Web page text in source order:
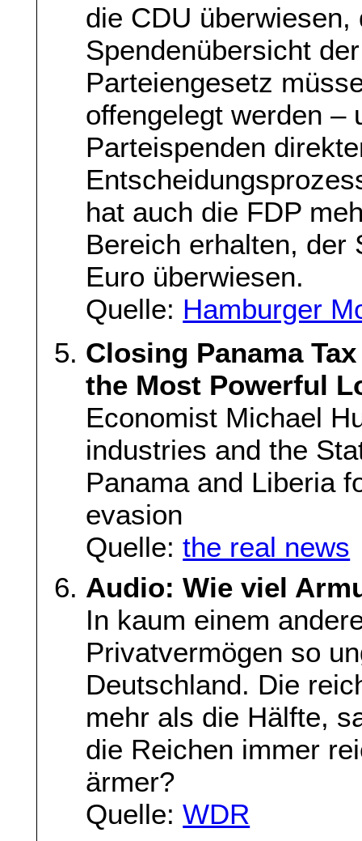
die CDU
Spendenübersicht
Parteiengesetz
offengelegt werden –
Parteispenden
hat auch die FDP
Bereich erhalten, der
Euro überwiesen.
Quelle: Hamburger
Closing Panama
the Most Powerful
Economist Michael
industries and the
Panama and Liberia
evasion
Quelle:the real news
Audio: Wie viel
In kaum einem
Privatvermögen so
Deutschland. Die
mehr als die Hälfte,
die Reichen immer
ärmer?
Quelle:WDR